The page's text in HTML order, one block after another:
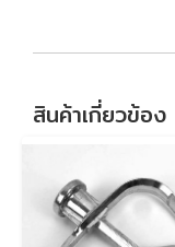
สินค้าเกี่ยวข้อง